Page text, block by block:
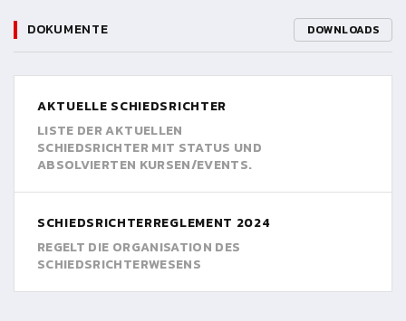
DOKUMENTE DOWNLOADS
AKTUELLE SCHIEDSRICHTER
LISTE DER AKTUELLEN
SCHIEDSRICHTER MIT STATUS UND
ABSOLVIERTEN KURSEN/EVENTS.
SCHIEDSRICHTERREGLEMENT 2024
REGELT DIE ORGANISATION DES
SCHIEDSRICHTERWESENS